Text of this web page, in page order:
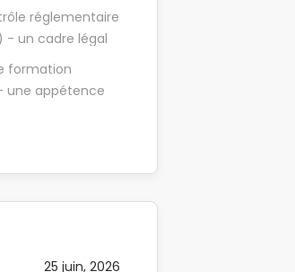
réglementaire
- un cadre légal
à financer et
à part
de
: - Prise de
et
formation
une appétence
le
conclusions
de
de façon
formation initiale
25 juin, 2026